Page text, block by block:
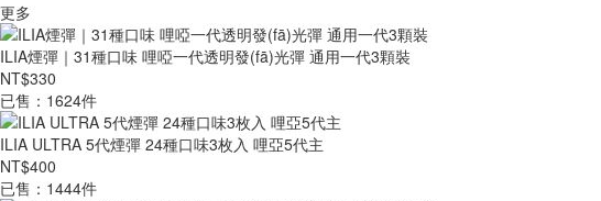
更多
ILIA煙彈｜31種口味 哩啞一代透明發(fā)光彈 通用一代3顆裝
NT$330
已售：1624件
ILIA ULTRA 5代煙彈 24種口味3枚入 哩亞5代主
NT$400
已售：1444件